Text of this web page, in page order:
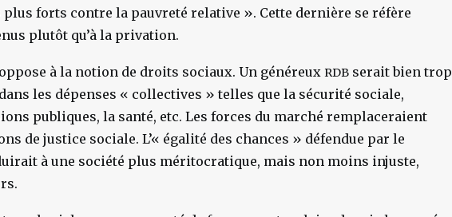
plus forts contre la pauvreté relative ». Cette dernière se réfère
plutôt qu’à la privation.
à la notion de droits sociaux. Un généreux RDB serait bien trop
les dépenses « collectives » telles que la sécurité sociale,
publiques, la santé, etc. Les forces du marché remplaceraient
de justice sociale. L’« égalité des chances » défendue par le
à une société plus méritocratique, mais non moins injuste,